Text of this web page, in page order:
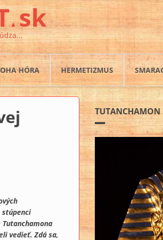
▲sk
HÓRA HERMETIZMUS
stúpenci
vedieť. Zdá sa,
TUTANCHAMON